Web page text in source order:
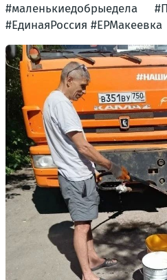
#маленькиедобрыедела
#ЕдинаяРоссия #ЕРМакеевка